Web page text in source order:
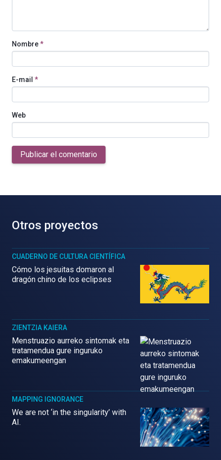
Nombre*
E-mail *
Web
Publicar el comentario
Otros proyectos
CUADERNO DE CULTURA CIENTÍFICA
Cómo los jesuitas domaron al
dragón chino de los eclipses
ZIENTZIA KAIERA
Menstruazio aurreko sintomak eta
tratamendua gure inguruko
emakumeengan
MAPPING IGNORANCE
We are not ‘in the singularity’ with
AI.